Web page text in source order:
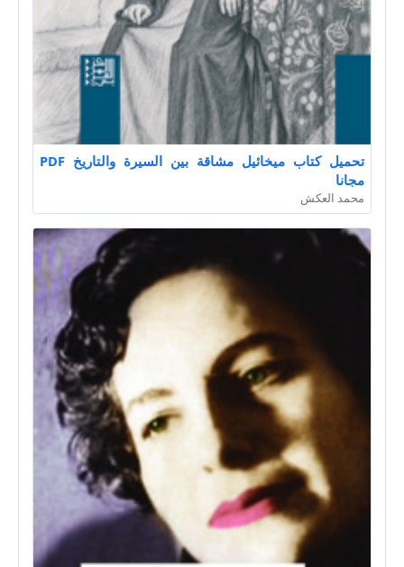
تحميل كتاب ميخائيل مشاقة بين السيرة والتاريخ PDF
مجانا
محمد العكش